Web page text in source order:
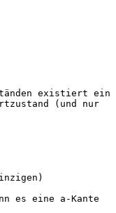
existiert ein
(und nur
es eine a-Kante